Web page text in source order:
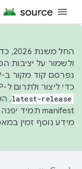
החל
ולשמור על יציבות
כדי ליצור ולתרום ל-AOSP, צריך להשתמש ב-
latest-release
.
מידע נוסף זמין